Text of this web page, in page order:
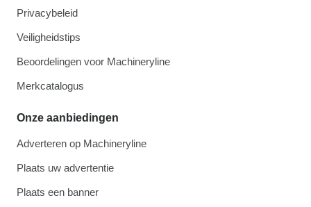
Privacybeleid
Veiligheidstips
Beoordelingen voor Machineryline
Merkcatalogus
Onze aanbiedingen
Adverteren op Machineryline
Plaats uw advertentie
Plaats een banner